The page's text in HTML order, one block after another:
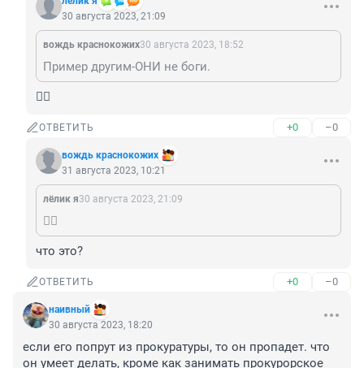
30 августа 2023, 21:09
вождь краснокожих30 августа 2023, 18:52
Пример другим-ОНИ не боги.
🤦‍♂️
ОТВЕТИТЬ +0 –0
вождь краснокожих
31 августа 2023, 10:21
лёлик я30 августа 2023, 21:09
🤦‍♂️
что это?
ОТВЕТИТЬ +0 –0
наивный
30 августа 2023, 18:20
если его попрут из прокуратуры, то он пропадет. что
он умеет делать, кроме как занимать прокурорское